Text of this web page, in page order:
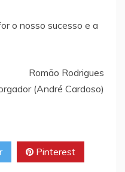
o nosso sucesso e a
Romão Rodrigues
(André Cardoso)
Pinterest